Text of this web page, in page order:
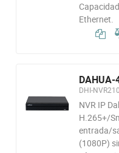
Ethernet.
DAHUA-
DHI-
NVR IP
H.265+/
entrada/
(1080P)